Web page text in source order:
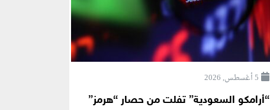
5 أغسطس, 2026
“أرامكو السعودية” تفلت من حصار “هرمز”